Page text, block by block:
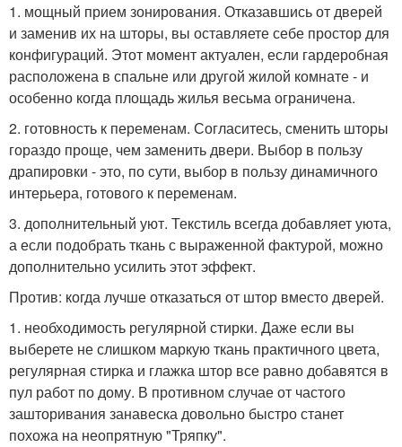
1. мощный прием зонирования. Отказавшись от дверей
и заменив их на шторы, вы оставляете себе простор для
конфигураций. Этот момент актуален, если гардеробная
расположена в спальне или другой жилой комнате - и
особенно когда площадь жилья весьма ограничена.
2. готовность к переменам. Согласитесь, сменить шторы
гораздо проще, чем заменить двери. Выбор в пользу
драпировки - это, по сути, выбор в пользу динамичного
интерьера, готового к переменам.
3. дополнительный уют. Текстиль всегда добавляет уюта,
а если подобрать ткань с выраженной фактурой, можно
дополнительно усилить этот эффект.
Против: когда лучше отказаться от штор вместо дверей.
1. необходимость регулярной стирки. Даже если вы
выберете не слишком маркую ткань практичного цвета,
регулярная стирка и глажка штор все равно добавятся в
пул работ по дому. В противном случае от частого
зашторивания занавеска довольно быстро станет
похожа на неопрятную "Тряпку".